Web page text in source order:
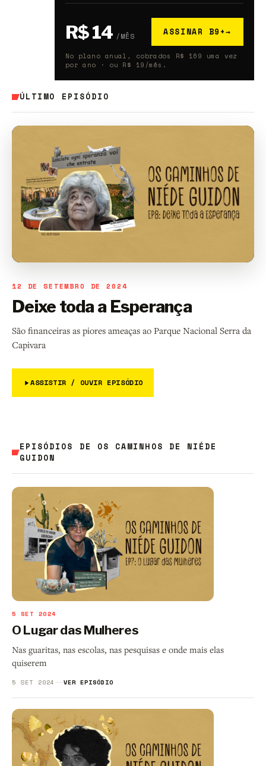
R$ 14 /MÊS ASSINAR B9+→
No plano anual, cobrados R$ 169 uma vez
por ano · ou R$ 19/mês.
ÚLTIMO EPISÓDIO
12 DE SETEMBRO DE 2024
Deixe toda a Esperança
São financeiras as piores ameaças ao Parque Nacional Serra da
Capivara
ASSISTIR / OUVIR EPISÓDIO
EPISÓDIOS DE OS CAMINHOS DE NIÉDE
GUIDON
5 SET 2024
O Lugar das Mulheres
Nas guaritas, nas escolas, nas pesquisas e onde mais elas
quiserem
5 SET 2024 VER EPISÓDIO